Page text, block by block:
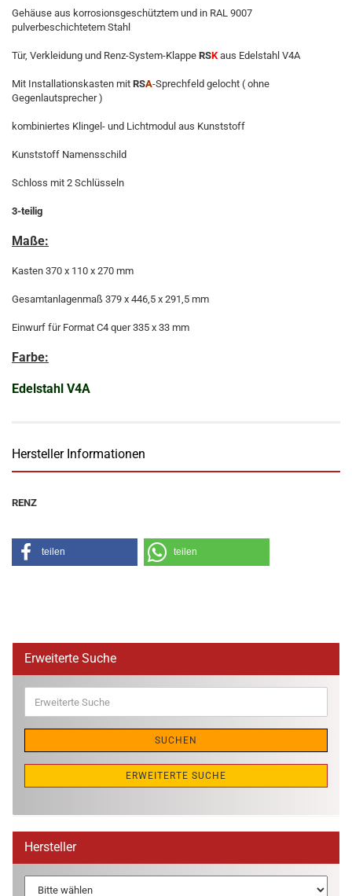
Gehäuse aus korrosionsgeschütztem und in RAL 9007
pulverbeschichtetem Stahl
Tür, Verkleidung und Renz-System-Klappe RSK aus Edelstahl V4A
Mit Installationskasten mit RSA-Sprechfeld gelocht ( ohne
Gegenlautsprecher )
kombiniertes Klingel- und Lichtmodul aus Kunststoff
Kunststoff Namensschild
Schloss mit 2 Schlüsseln
3-teilig
Maße:
Kasten 370 x 110 x 270 mm
Gesamtanlagenmaß 379 x 446,5 x 291,5 mm
Einwurf für Format C4 quer 335 x 33 mm
Farbe:
Edelstahl V4A
Hersteller Informationen
RENZ
teilen teilen
Erweiterte Suche
Suche
SUCHEN
ERWEITERTE SUCHE
Hersteller